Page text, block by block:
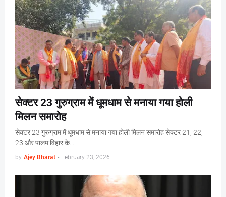
सेक्टर 23 गुरुग्राम में धूमधाम से मनाया गया होली
मिलन समारोह
सेक्टर 23 गुरुग्राम में धूमधाम से मनाया गया होली मिलन समारोह सेक्टर 21, 22,
23 और पालम विहार के…
by Ajey Bharat - February 23, 2026